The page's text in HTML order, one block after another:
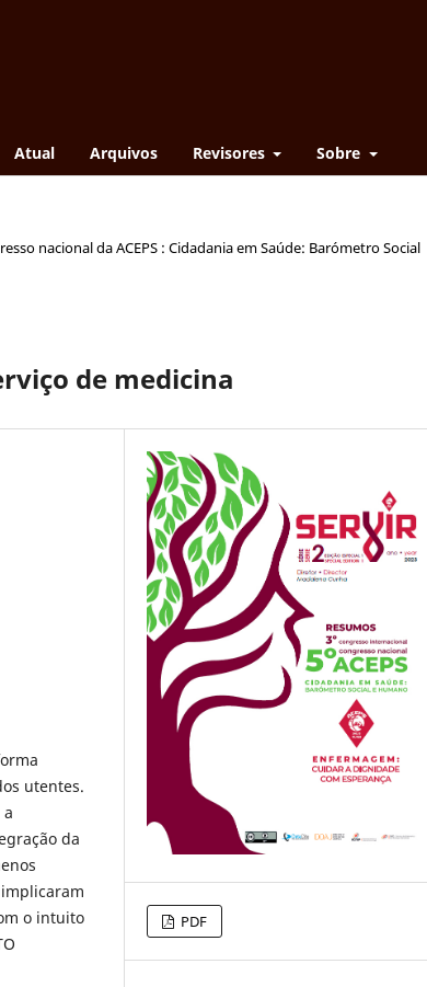
Atual Arquivos Revisores Sobre
nacional da ACEPS : Cidadania em Saúde: Barómetro Social
de medicina
utentes.
da
o intuito
PDF